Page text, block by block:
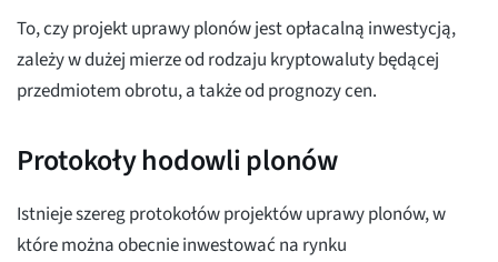
To, czy projekt uprawy plonów jest opłacalną inwestycją,
zależy w dużej mierze od rodzaju kryptowaluty będącej
przedmiotem obrotu, a także od prognozy cen.
Protokoły hodowli plonów
Istnieje szereg protokołów projektów uprawy plonów, w
które można obecnie inwestować na rynku